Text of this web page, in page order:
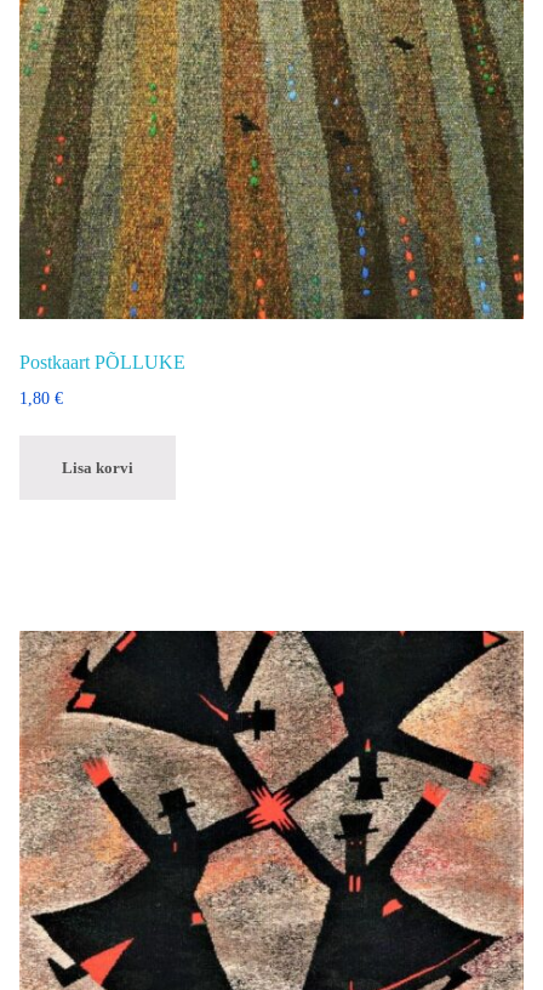
Postkaart PÕLLUKE
1,80 €
Lisa korvi